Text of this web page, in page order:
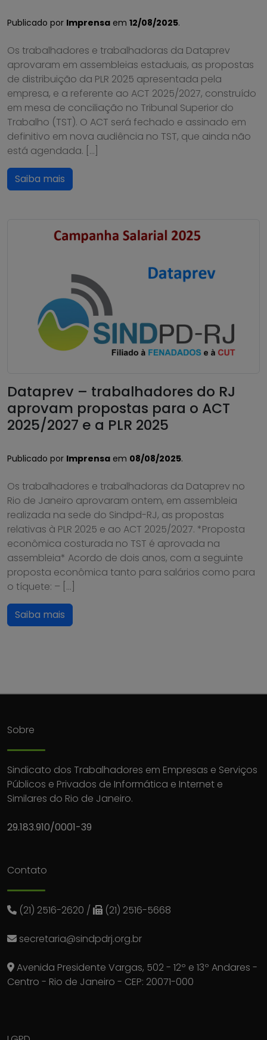
Publicado por Imprensa em 12/08/2025.
Os trabalhadores e trabalhadoras da Dataprev
aprovaram em assembleias estaduais, as propostas
de distribuição da PLR 2025 apresentada pela
empresa, e a referente ao ACT 2025/2027, construído
em mesa de conciliação no Tribunal Superior do
Trabalho (TST). O ACT será fechado e assinado em
definitivo em nova audiência no TST, que ainda não
está agendada. […]
Saiba mais
Dataprev – trabalhadores do RJ
aprovam propostas para o ACT
2025/2027 e a PLR 2025
Publicado por Imprensa em 08/08/2025.
Os trabalhadores e trabalhadoras da Dataprev no
Rio de Janeiro aprovaram ontem, em assembleia
realizada na sede do Sindpd-RJ, as propostas
relativas à PLR 2025 e ao ACT 2025/2027. *Proposta
econômica costurada no TST é aprovada na
assembleia* Acordo de dois anos, com a seguinte
proposta econômica tanto para salários como para
o tíquete: – […]
Saiba mais
Sobre
Sindicato dos Trabalhadores em Empresas e Serviços
Públicos e Privados de Informática e Internet e
Similares do Rio de Janeiro.
29.183.910/0001-39
Contato
(21) 2516-2620 / (21) 2516-5668
secretaria@sindpdrj.org.br
Avenida Presidente Vargas, 502 - 12º e 13º Andares -
Centro - Rio de Janeiro - CEP: 20071-000